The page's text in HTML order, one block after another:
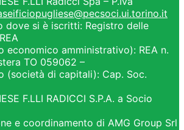
dove si è iscritti: Registro delle
economico amministrativo): REA n.
TO 059062 –
(società di capitali): Cap. Soc.
F.LLI RADICCI S.P.A. a Socio
e coordinamento di AMG Group Srl